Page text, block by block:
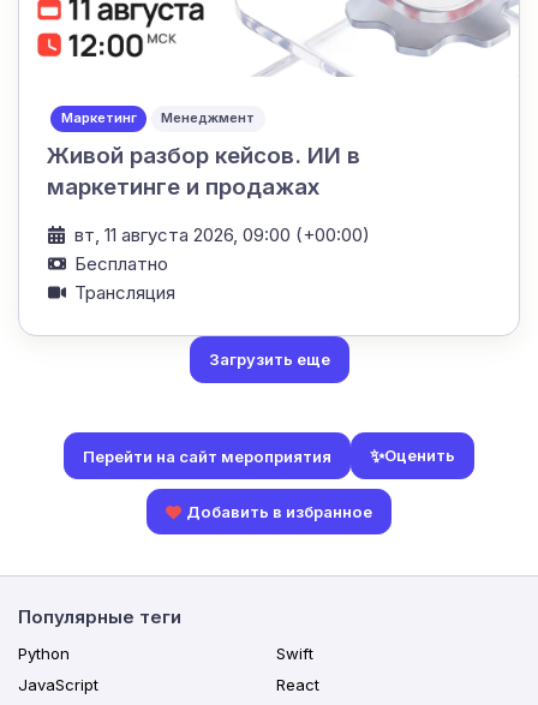
Маркетинг Менеджмент
Живой разбор кейсов. ИИ в
маркетинге и продажах
вт, 11 августа 2026, 09:00 (+00:00)
Бесплатно
Трансляция
Загрузить еще
Перейти на сайт мероприятия ✨Оценить
Добавить в избранное
Популярные теги
Python
JavaScript
Swift
React